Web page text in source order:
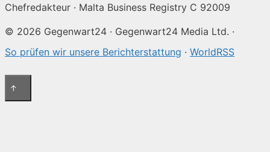
Chefredakteur · Malta Business Registry C 92009
© 2026 Gegenwart24 · Gegenwart24 Media Ltd. ·
So prüfen wir unsere Berichterstattung · WorldRSS
↑